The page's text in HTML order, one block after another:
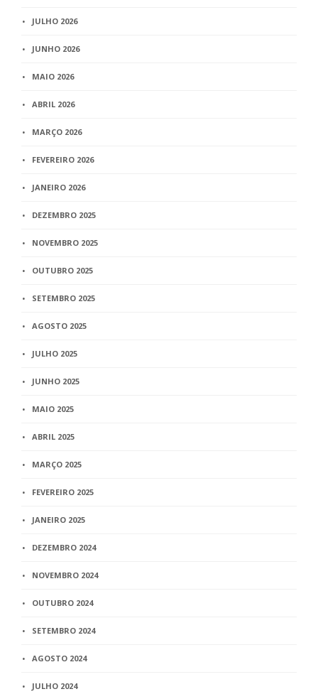
JULHO 2026
JUNHO 2026
MAIO 2026
ABRIL 2026
MARÇO 2026
FEVEREIRO 2026
JANEIRO 2026
DEZEMBRO 2025
NOVEMBRO 2025
OUTUBRO 2025
SETEMBRO 2025
AGOSTO 2025
JULHO 2025
JUNHO 2025
MAIO 2025
ABRIL 2025
MARÇO 2025
FEVEREIRO 2025
JANEIRO 2025
DEZEMBRO 2024
NOVEMBRO 2024
OUTUBRO 2024
SETEMBRO 2024
AGOSTO 2024
JULHO 2024